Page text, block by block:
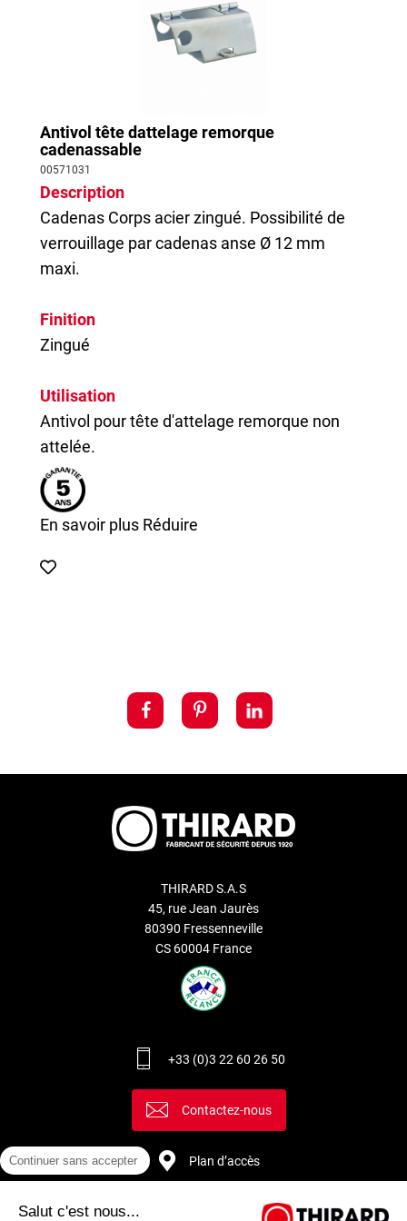
Antivol tête dattelage remorque
cadenassable
00571031
Description
Cadenas Corps acier zingué. Possibilité de
verrouillage par cadenas anse Ø 12 mm
maxi.
Finition
Zingué
Utilisation
Antivol pour tête d'attelage remorque non
attelée.
En savoir plus Réduire
THIRARD S.A.S
45, rue Jean Jaurès
80390 Fressenneville
CS 60004 France
+33 (0)3 22 60 26 50
Contactez-nous
Plan d’accès
Continuer sans accepter
Salut c'est nous...